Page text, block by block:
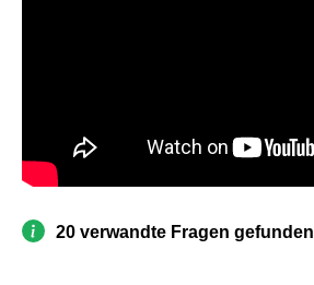
20 verwandte Fragen gefunden